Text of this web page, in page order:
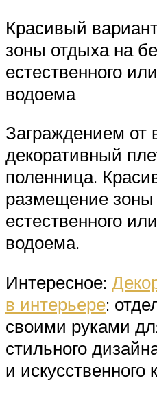
Красивый
зоны отдыха на
естественного
водоема
Заграждением от
декоративный
поленница.
размещение зоны
естественного
водоема.
Интересное:
в интерьере:
своими руками
стильного
и искусственного